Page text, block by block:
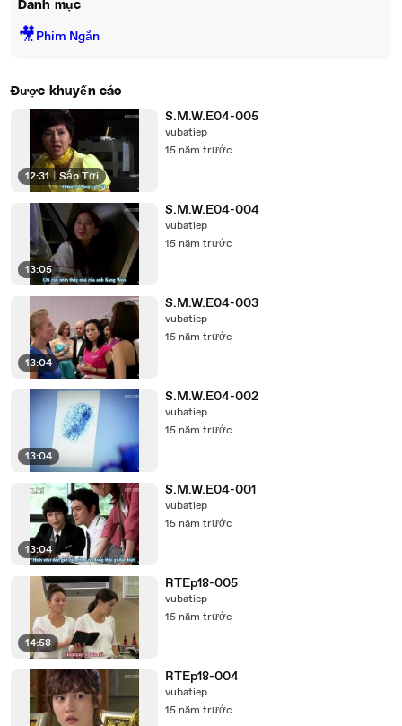
Danh mục
🎥Phim Ngắn
Được khuyến cáo
12:31 | Sắp Tới
S.M.W.E04-005
vubatiep
15 năm trước
13:05
S.M.W.E04-004
vubatiep
15 năm trước
13:04
S.M.W.E04-003
vubatiep
15 năm trước
13:04
S.M.W.E04-002
vubatiep
15 năm trước
13:04
S.M.W.E04-001
vubatiep
15 năm trước
14:58
RTEp18-005
vubatiep
15 năm trước
RTEp18-004
vubatiep
15 năm trước